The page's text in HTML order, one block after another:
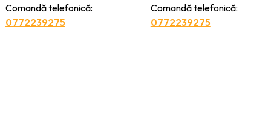
Comandă telefonică:
0772239275
Comandă telefonică:
0772239275